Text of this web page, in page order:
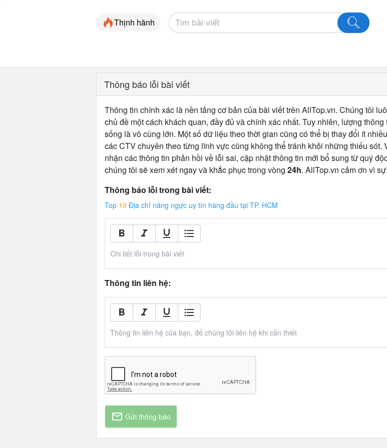
Thịnh hành
Thông báo lỗi bài viết
Thông tin chính xác là nền tảng cơ bản của bài viết trên AllTop.vn. Chúng tôi
chủ đề một cách khách quan, đầy đủ và chính xác nhất. Tuy nhiên, lượng
sống là vô cùng lớn. Một số dữ liệu theo thời gian cũng có thể bị thay đổi ít
các CTV chuyên theo từng lĩnh vực cũng không thể tránh khỏi những thiếu sót.
nhận các thông tin phản hồi về lỗi sai, cập nhật thông tin mới bổ sung từ quý
chúng tôi sẽ xem xét ngay và khắc phục trong vòng 24h. AllTop.vn cảm ơn vì
Thông báo lỗi trong bài viết:
Top 10 Địa chỉ nâng ngực uy tín hàng đầu tại TP. HCM
Chi tiết lỗi trong bài viết
Thông tin liên hệ:
Thông tin liên hệ của bạn, để chúng tôi liên hệ khi cần thiết
Gửi thông báo